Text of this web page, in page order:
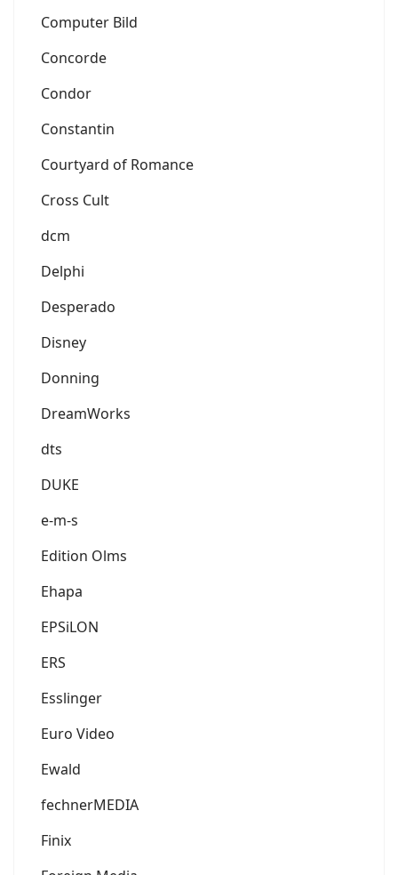
Computer Bild
Concorde
Condor
Constantin
Courtyard of Romance
Cross Cult
dcm
Delphi
Desperado
Disney
Donning
DreamWorks
dts
DUKE
e-m-s
Edition Olms
Ehapa
EPSiLON
ERS
Esslinger
Euro Video
Ewald
fechnerMEDIA
Finix